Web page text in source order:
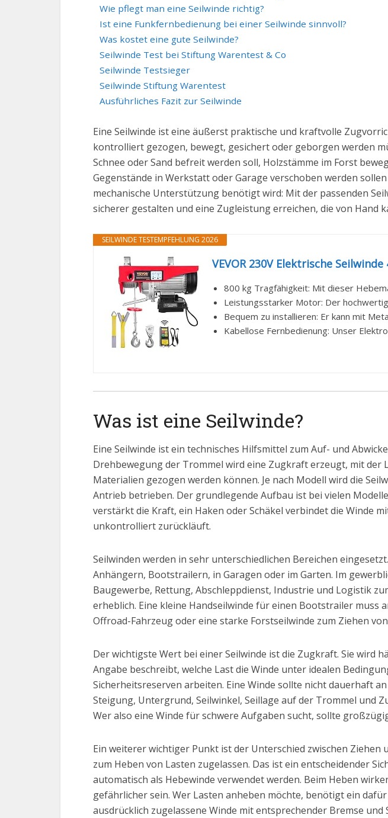
Wie pflegt man eine Seilwinde richtig?
Ist eine Funkfernbedienung bei einer Seilwinde sinnvoll?
Was kostet eine gute Seilwinde?
Seilwinde Test bei Stiftung Warentest & Co
Seilwinde Testsieger
Seilwinde Stiftung Warentest
Ausführliches Fazit zur Seilwinde
Eine Seilwinde ist eine äußerst praktische und kraftvolle
kontrolliert gezogen, bewegt, gesichert oder geborgen werden
Schnee oder Sand befreit werden soll, Holzstämme im Forst
Gegenstände in Werkstatt oder Garage verschoben werden
mechanische Unterstützung benötigt wird: Mit der passenden
sicherer gestalten und eine Zugleistung erreichen, die von Hand
SEILWINDE TESTEMPFEHLUNG 2026
VEVOR 230V Elektrische
800 kg Tragfähigkeit: Mit dieser
Leistungsstarker Motor: Der
Bequem zu installieren: Er kann mit
Kabellose Fernbedienung: Unser
Was ist eine Seilwinde?
Eine Seilwinde ist ein technisches Hilfsmittel zum Auf- und
Drehbewegung der Trommel wird eine Zugkraft erzeugt, mit der
Materialien gezogen werden können. Je nach Modell wird die
Antrieb betrieben. Der grundlegende Aufbau ist bei vielen
verstärkt die Kraft, ein Haken oder Schäkel verbindet die Winde
unkontrolliert zurückläuft.
Seilwinden werden in sehr unterschiedlichen Bereichen
Anhängern, Bootstrailern, in Garagen oder im Garten. Im
Baugewerbe, Rettung, Abschleppdienst, Industrie und Logistik
erheblich. Eine kleine Handseilwinde für einen Bootstrailer muss
Offroad-Fahrzeug oder eine starke Forstseilwinde zum Ziehen
Der wichtigste Wert bei einer Seilwinde ist die Zugkraft. Sie wird
Angabe beschreibt, welche Last die Winde unter idealen
Sicherheitsreserven arbeiten. Eine Winde sollte nicht dauerhaft
Steigung, Untergrund, Seilwinkel, Seillage auf der Trommel und
Wer also eine Winde für schwere Aufgaben sucht, sollte
Ein weiterer wichtiger Punkt ist der Unterschied zwischen
zum Heben von Lasten zugelassen. Das ist ein entscheidender
automatisch als Hebewinde verwendet werden. Beim Heben
gefährlicher sein. Wer Lasten anheben möchte, benötigt ein
ausdrücklich zugelassene Winde mit entsprechender Bremse und